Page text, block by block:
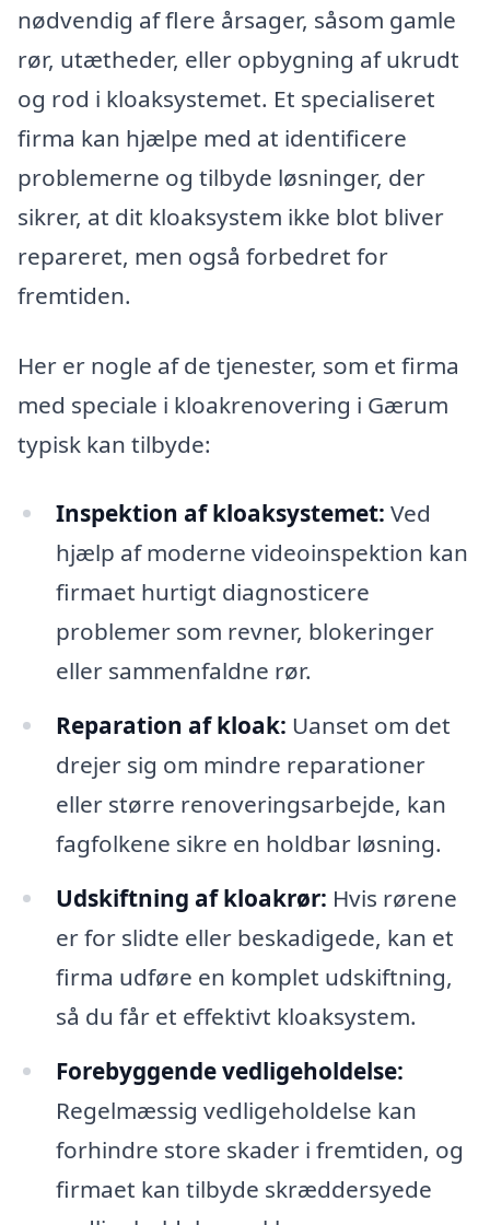
nødvendig af flere årsager, såsom gamle
rør, utætheder, eller opbygning af ukrudt
og rod i kloaksystemet. Et specialiseret
firma kan hjælpe med at identificere
problemerne og tilbyde løsninger, der
sikrer, at dit kloaksystem ikke blot bliver
repareret, men også forbedret for
fremtiden.
Her er nogle af de tjenester, som et firma
med speciale i kloakrenovering i Gærum
typisk kan tilbyde:
Inspektion af kloaksystemet: Ved
hjælp af moderne videoinspektion kan
firmaet hurtigt diagnosticere
problemer som revner, blokeringer
eller sammenfaldne rør.
Reparation af kloak: Uanset om det
drejer sig om mindre reparationer
eller større renoveringsarbejde, kan
fagfolkene sikre en holdbar løsning.
Udskiftning af kloakrør: Hvis rørene
er for slidte eller beskadigede, kan et
firma udføre en komplet udskiftning,
så du får et effektivt kloaksystem.
Forebyggende vedligeholdelse:
Regelmæssig vedligeholdelse kan
forhindre store skader i fremtiden, og
firmaet kan tilbyde skræddersyede